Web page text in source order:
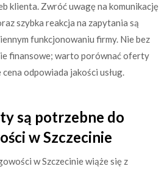
klienta. Zwróć uwagę na komunikację
szybka reakcja na zapytania są
funkcjonowaniu firmy. Nie bez
finansowe; warto porównać oferty
odpowiada jakości usług.
są potrzebne do
w Szczecinie
w Szczecinie wiąże się z